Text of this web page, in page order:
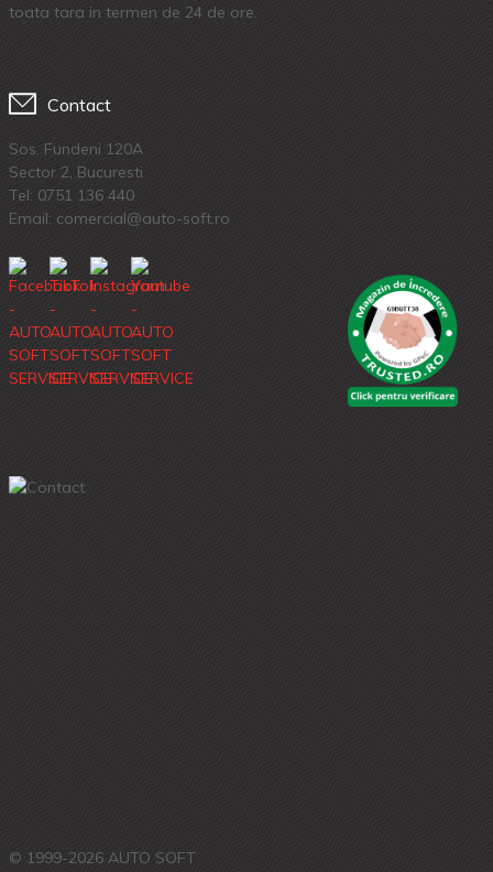
toata tara in termen de 24 de ore.
Contact
Sos. Fundeni 120A
Sector 2, Bucuresti
Tel: 0751 136 440
Email: comercial@auto-soft.ro
© 1999-2026 AUTO SOFT